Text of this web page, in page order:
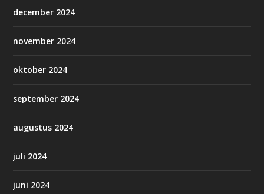
december 2024
november 2024
oktober 2024
september 2024
augustus 2024
juli 2024
juni 2024